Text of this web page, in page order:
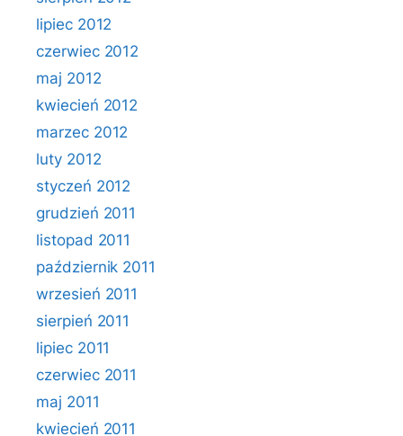
lipiec 2012
czerwiec 2012
maj 2012
kwiecień 2012
marzec 2012
luty 2012
styczeń 2012
grudzień 2011
listopad 2011
październik 2011
wrzesień 2011
sierpień 2011
lipiec 2011
czerwiec 2011
maj 2011
kwiecień 2011